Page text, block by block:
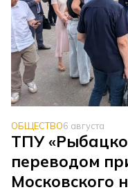
ОБЩЕСТВО6 августа
ТПУ
переводом
Московского